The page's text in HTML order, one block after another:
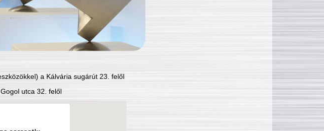
a Kálvária sugárút 23. felől
utca 32. felől